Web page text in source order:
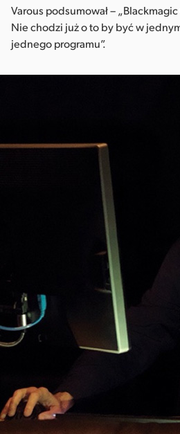
Varous podsumował –
Nie chodzi już o to by być w
jednego programu”.